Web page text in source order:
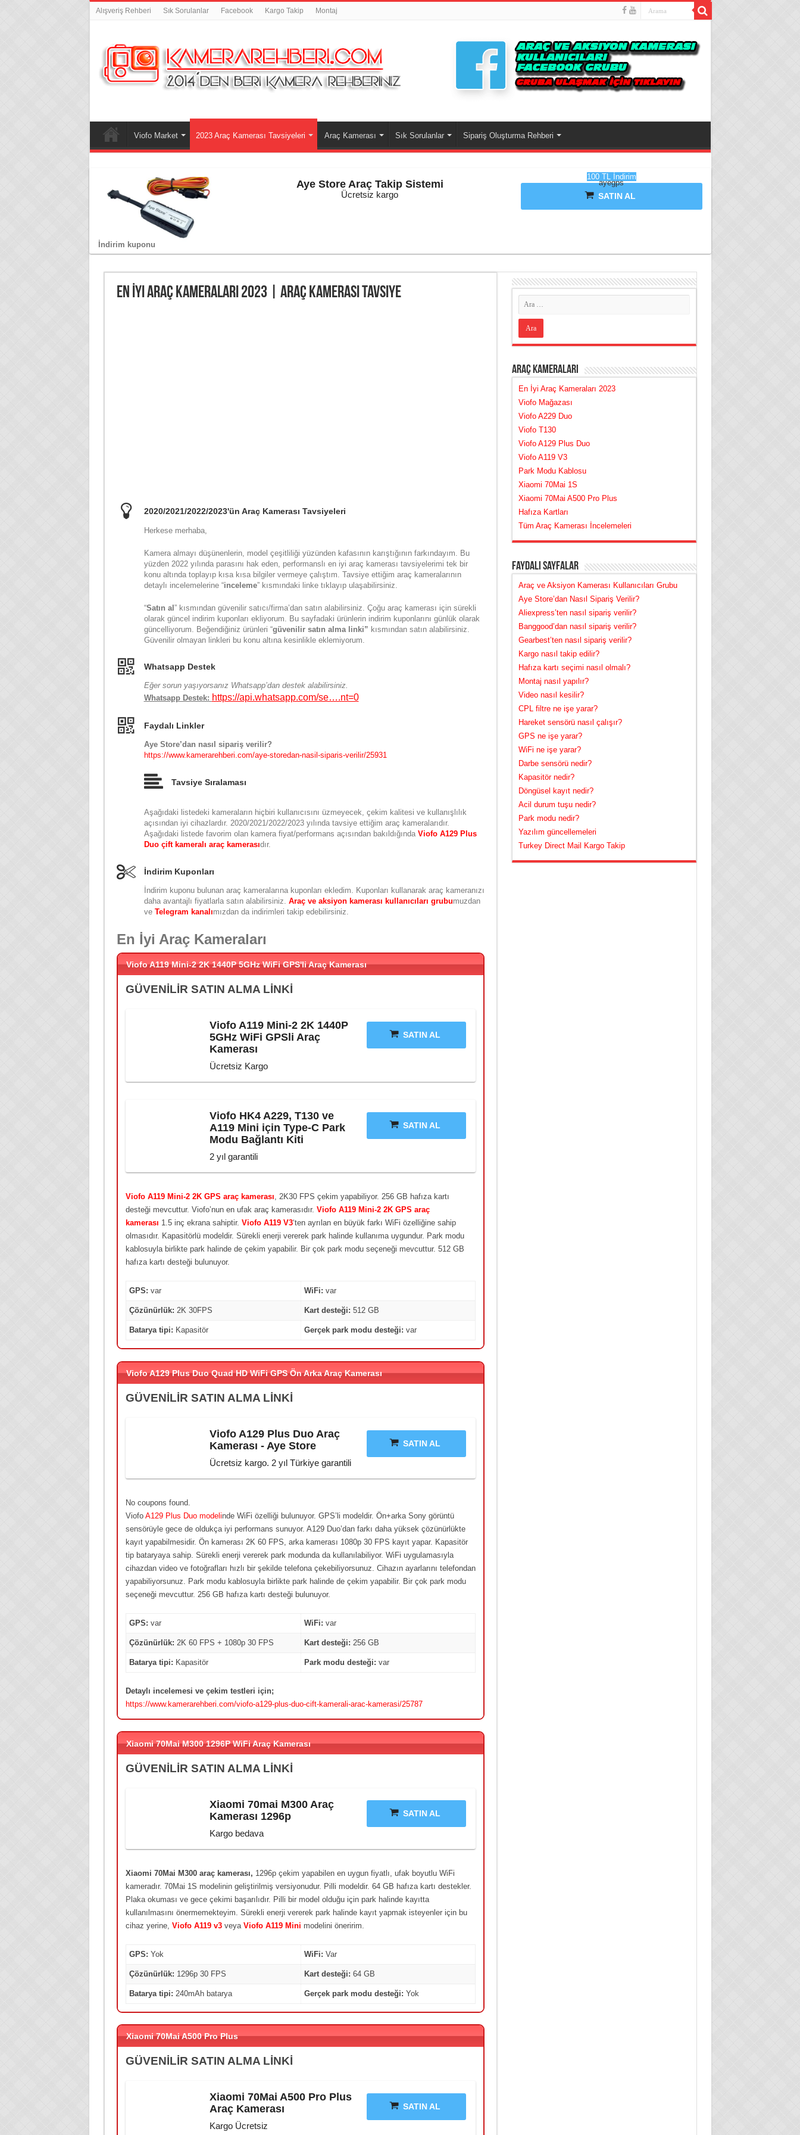
Alışveriş Rehberi Sık Sorulanlar Facebook Kargo Takip Montaj
Viofo Market 2023 Araç Kamerası Tavsiyeleri Araç Kamerası Sık Sorulanlar Sipariş Oluşturma Rehberi
100 TL İndirim
İndirim kuponu
Aye Store Araç Takip Sistemi
Ücretsiz kargo
ayegps
SATIN AL
En İyi Araç Kameraları 2023 | Araç Kamerası Tavsiye
2020/2021/2022/2023'ün Araç Kamerası Tavsiyeleri
Herkese merhaba,
Kamera almayı düşünenlerin, model çeşitliliği yüzünden kafasının karıştığının farkındayım. Bu
yüzden 2022 yılında parasını hak eden, performanslı en iyi araç kamerası tavsiyelerimi tek bir
konu altında toplayıp kısa kısa bilgiler vermeye çalıştım. Tavsiye ettiğim araç kameralarının
detaylı incelemelerine “inceleme” kısmındaki linke tıklayıp ulaşabilirsiniz.
“Satın al” kısmından güvenilir satıcı/firma’dan satın alabilirsiniz. Çoğu araç kamerası için sürekli
olarak güncel indirim kuponları ekliyorum. Bu sayfadaki ürünlerin indirim kuponlarını günlük olarak
güncelliyorum. Beğendiğiniz ürünleri “güvenilir satın alma linki” kısmından satın alabilirsiniz.
Güvenilir olmayan linkleri bu konu altına kesinlikle eklemiyorum.
Whatsapp Destek
Eğer sorun yaşıyorsanız Whatsapp’dan destek alabilirsiniz.
Whatsapp Destek: https://api.whatsapp.com/se….nt=0
Faydalı Linkler
Aye Store’dan nasıl sipariş verilir?
https://www.kamerarehberi.com/aye-storedan-nasil-siparis-verilir/25931
Tavsiye Sıralaması
Aşağıdaki listedeki kameraların hiçbiri kullanıcısını üzmeyecek, çekim kalitesi ve kullanışlılık
açısından iyi cihazlardır. 2020/2021/2022/2023 yılında tavsiye ettiğim araç kameralarıdır.
Aşağıdaki listede favorim olan kamera fiyat/performans açısından bakıldığında Viofo A129 Plus
Duo çift kameralı araç kamerasıdır.
İndirim Kuponları
İndirim kuponu bulunan araç kameralarına kuponları ekledim. Kuponları kullanarak araç kameranızı
daha avantajlı fiyatlarla satın alabilirsiniz. Araç ve aksiyon kamerası kullanıcıları grubumuzdan
ve Telegram kanalımızdan da indirimleri takip edebilirsiniz.
En İyi Araç Kameraları
Viofo A119 Mini-2 2K 1440P 5GHz WiFi GPS'li Araç Kamerası
GÜVENİLİR SATIN ALMA LİNKİ
Viofo A119 Mini-2 2K 1440P
5GHz WiFi GPSli Araç
Kamerası
Ücretsiz Kargo
SATIN AL
Viofo HK4 A229, T130 ve
A119 Mini için Type-C Park
Modu Bağlantı Kiti
2 yıl garantili
SATIN AL
Viofo A119 Mini-2 2K GPS araç kamerası, 2K30 FPS çekim yapabiliyor. 256 GB hafıza kartı
desteği mevcuttur. Viofo’nun en ufak araç kamerasıdır. Viofo A119 Mini-2 2K GPS araç
kamerası 1.5 inç ekrana sahiptir. Viofo A119 V3‘ten ayrılan en büyük farkı WiFi özelliğine sahip
olmasıdır. Kapasitörlü modeldir. Sürekli enerji vererek park halinde kullanıma uygundur. Park modu
kablosuyla birlikte park halinde de çekim yapabilir. Bir çok park modu seçeneği mevcuttur. 512 GB
hafıza kartı desteği bulunuyor.
GPS: var WiFi: var
Çözünürlük: 2K 30FPS Kart desteği: 512 GB
Batarya tipi: Kapasitör Gerçek park modu desteği: var
Viofo A129 Plus Duo Quad HD WiFi GPS Ön Arka Araç Kamerası
GÜVENİLİR SATIN ALMA LİNKİ
Viofo A129 Plus Duo Araç
Kamerası - Aye Store
Ücretsiz kargo. 2 yıl Türkiye garantili
SATIN AL
No coupons found.
Viofo A129 Plus Duo modelinde WiFi özelliği bulunuyor. GPS’li modeldir. Ön+arka Sony görüntü
sensörüyle gece de oldukça iyi performans sunuyor. A129 Duo’dan farkı daha yüksek çözünürlükte
kayıt yapabilmesidir. Ön kamerası 2K 60 FPS, arka kamerası 1080p 30 FPS kayıt yapar. Kapasitör
tip bataryaya sahip. Sürekli enerji vererek park modunda da kullanılabiliyor. WiFi uygulamasıyla
cihazdan video ve fotoğrafları hızlı bir şekilde telefona çekebiliyorsunuz. Cihazın ayarlarını telefondan
yapabiliyorsunuz. Park modu kablosuyla birlikte park halinde de çekim yapabilir. Bir çok park modu
seçeneği mevcuttur. 256 GB hafıza kartı desteği bulunuyor.
GPS: var WiFi: var
Çözünürlük: 2K 60 FPS + 1080p 30 FPS Kart desteği: 256 GB
Batarya tipi: Kapasitör Park modu desteği: var
Detaylı incelemesi ve çekim testleri için;
https://www.kamerarehberi.com/viofo-a129-plus-duo-cift-kamerali-arac-kamerasi/25787
Xiaomi 70Mai M300 1296P WiFi Araç Kamerası
GÜVENİLİR SATIN ALMA LİNKİ
Xiaomi 70mai M300 Araç
Kamerası 1296p
Kargo bedava
SATIN AL
Xiaomi 70Mai M300 araç kamerası, 1296p çekim yapabilen en uygun fiyatlı, ufak boyutlu WiFi
kameradır. 70Mai 1S modelinin geliştirilmiş versiyonudur. Pilli modeldir. 64 GB hafıza kartı destekler.
Plaka okuması ve gece çekimi başarılıdır. Pilli bir model olduğu için park halinde kayıtta
kullanılmasını önermemekteyim. Sürekli enerji vererek park halinde kayıt yapmak isteyenler için bu
cihaz yerine, Viofo A119 v3 veya Viofo A119 Mini modelini öneririm.
GPS: Yok WiFi: Var
Çözünürlük: 1296p 30 FPS Kart desteği: 64 GB
Batarya tipi: 240mAh batarya Gerçek park modu desteği: Yok
Xiaomi 70Mai A500 Pro Plus
GÜVENİLİR SATIN ALMA LİNKİ
Xiaomi 70Mai A500 Pro Plus
Araç Kamerası
Kargo Ücretsiz
SATIN AL
Araç Kameraları
En İyi Araç Kameraları 2023
Viofo Mağazası
Viofo A229 Duo
Viofo T130
Viofo A129 Plus Duo
Viofo A119 V3
Park Modu Kablosu
Xiaomi 70Mai 1S
Xiaomi 70Mai A500 Pro Plus
Hafıza Kartları
Tüm Araç Kamerası İncelemeleri
Faydalı Sayfalar
Araç ve Aksiyon Kamerası Kullanıcıları Grubu
Aye Store’dan Nasıl Sipariş Verilir?
Aliexpress’ten nasıl sipariş verilir?
Banggood’dan nasıl sipariş verilir?
Gearbest’ten nasıl sipariş verilir?
Kargo nasıl takip edilir?
Hafıza kartı seçimi nasıl olmalı?
Montaj nasıl yapılır?
Video nasıl kesilir?
CPL filtre ne işe yarar?
Hareket sensörü nasıl çalışır?
GPS ne işe yarar?
WiFi ne işe yarar?
Darbe sensörü nedir?
Kapasitör nedir?
Döngüsel kayıt nedir?
Acil durum tuşu nedir?
Park modu nedir?
Yazılım güncellemeleri
Turkey Direct Mail Kargo Takip